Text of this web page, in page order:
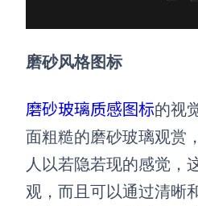
磨砂风格图标
磨砂玻璃质感图标的视
面粗糙的磨砂玻璃观赏
人以若隐若现的感觉，
观，而且可以通过清晰